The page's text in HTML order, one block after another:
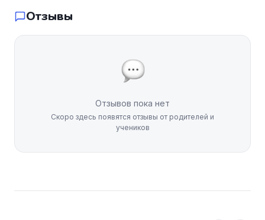
Отзывы
Отзывов пока нет
Скоро здесь появятся отзывы от родителей и
учеников